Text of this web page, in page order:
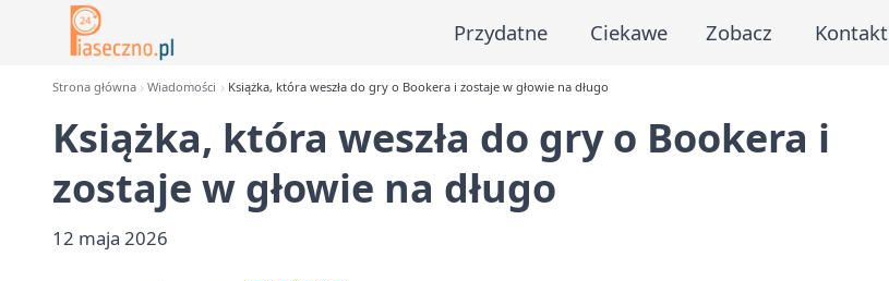
Przydatne Ciekawe Zobacz Kontakt
Strona główna Wiadomości Książka, która weszła do gry o Bookera i zostaje w głowie na długo
Książka, która weszła do gry o Bookera i
zostaje w głowie na długo
12 maja 2026